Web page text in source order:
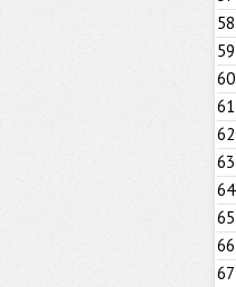
58
59
60
61
62
63
64
65
66
67